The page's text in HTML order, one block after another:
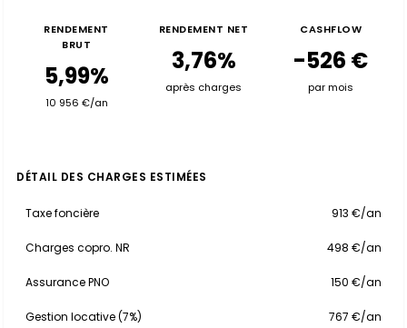
RENDEMENT
BRUT
5,99%
10 956 €/an
RENDEMENT NET
3,76%
après charges
CASHFLOW
-526 €
par mois
DÉTAIL DES CHARGES ESTIMÉES
Taxe foncière 913 €/an
Charges copro. NR 498 €/an
Assurance PNO 150 €/an
Gestion locative (7%) 767 €/an